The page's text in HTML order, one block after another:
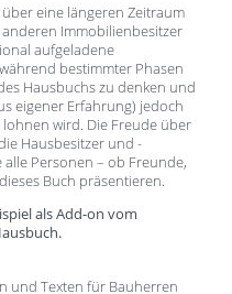
eine längeren Zeitraum
Immobilienbesitzer
aufgeladene
bestimmter Phasen
Hausbuchs zu denken und
eigener Erfahrung) jedoch
wird. Die Freude über
Hausbesitzer und -
Personen – ob Freunde,
Buch präsentieren.
als Add-on vom